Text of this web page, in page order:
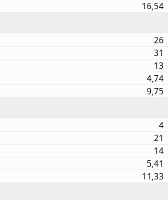
16,54
26
31
13
4,74
9,75
4
21
14
5,41
11,33